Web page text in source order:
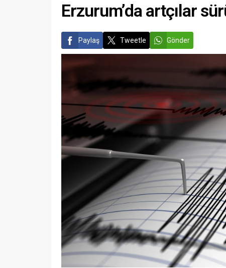
Erzurum’da artçılar
Paylaş Tweetle Gönder